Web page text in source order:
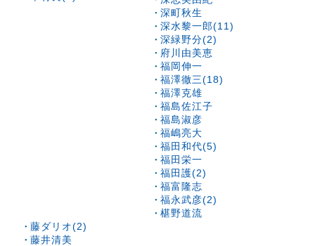
深町秋生
深水黎一郎(11)
深緑野分(2)
府川由美恵
福岡伸一
福澤徹三(18)
福澤克雄
福島佐江子
福島淑彦
福嶋亮大
福田和代(5)
福田栄一
福田護(2)
福富隆志
福永武彦(2)
椹野道流
藤ダリオ(2)
藤井清美